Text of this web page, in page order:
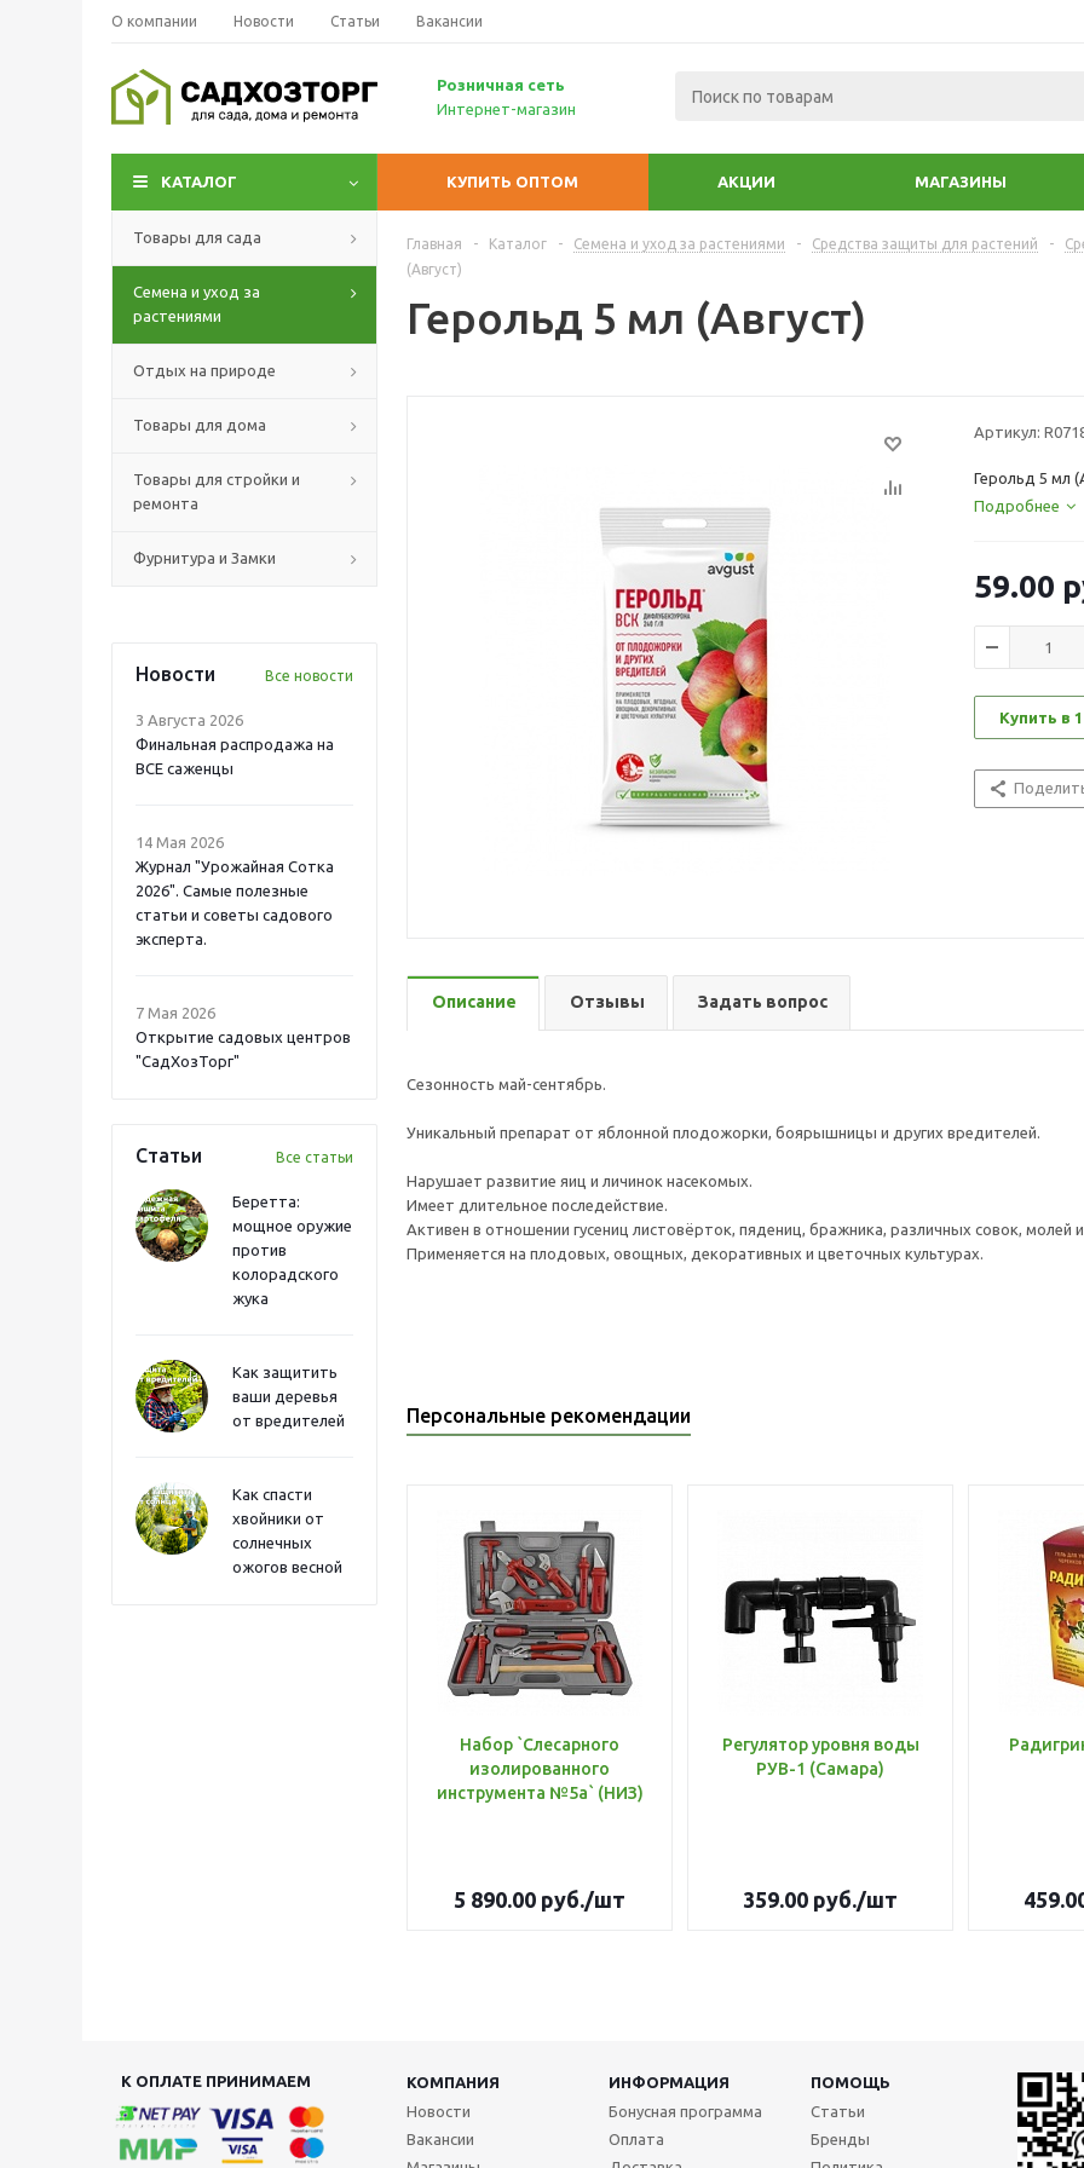
О компании Новости Статьи Вакансии
Розничная сеть
Интернет-магазин
КАТАЛОГ КУПИТЬ ОПТОМ АКЦИИ МАГАЗИНЫ
Товары для сада
Семена и уход за
растениями
Отдых на природе
Товары для дома
Товары для стройки и
ремонта
Фурнитура и Замки
Новости Все новости
3 Августа 2026
Финальная распродажа на
ВСЕ саженцы
14 Мая 2026
Журнал "Урожайная Сотка
2026". Самые полезные
статьи и советы садового
эксперта.
7 Мая 2026
Открытие садовых центров
"СадХозТорг"
Статьи Все статьи
Беретта:
мощное оружие
против
колорадского
жука
Как защитить
ваши деревья
от вредителей
Как спасти
хвойники от
солнечных
ожогов весной
Главная - Каталог - Семена и уход за растениями - Средства защиты для растений -
(Август)
Герольд 5 мл (Август)
Артикул:
Герольд 5 мл
Подробнее
59.00
Купить в
Описание Отзывы Задать вопрос
Сезонность май-сентябрь.
Уникальный препарат от яблонной плодожорки, боярышницы и других вредителей.
Нарушает развитие яиц и личинок насекомых.
Имеет длительное последействие.
Активен в отношении гусениц листовёрток, пядениц, бражника, различных совок, молей
Применяется на плодовых, овощных, декоративных и цветочных культурах.
Персональные рекомендации
Набор `Слесарного
изолированного
инструмента №5а` (НИЗ)
5 890.00 руб./шт
Регулятор уровня воды
РУВ-1 (Самара)
359.00 руб./шт
К ОПЛАТЕ ПРИНИМАЕМ КОМПАНИЯ ИНФОРМАЦИЯ
ПОМОЩЬ
Новости
Вакансии
Бонусная программа
Оплата
Статьи
Бренды